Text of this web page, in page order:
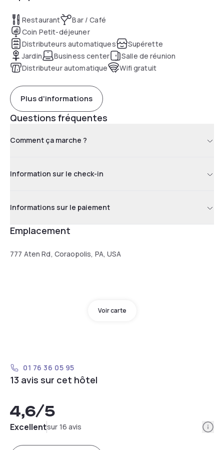
Restaurant
Bar / Café
Coin Petit-déjeuner
Distributeurs automatiques
Supérette
Jardin
Business center
Salle de réunion
Distributeur automatique
Wifi gratuit
Plus d'informations
Questions fréquentes
Comment ça marche ?
Information sur le check-in
Informations sur le paiement
Emplacement
777 Aten Rd, Coraopolis, PA, USA
Voir carte
01 76 36 05 95
13 avis sur cet hôtel
4,6/5
Excellentsur 16 avis